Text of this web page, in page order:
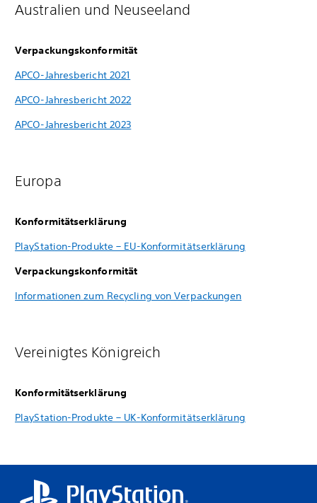
Australien und Neuseeland
Verpackungskonformität
APCO-Jahresbericht 2021
APCO-Jahresbericht 2022
APCO-Jahresbericht 2023
Europa
Konformitätserklärung
PlayStation-Produkte – EU-Konformitätserklärung
Verpackungskonformität
Informationen zum Recycling von Verpackungen
Vereinigtes Königreich
Konformitätserklärung
PlayStation-Produkte – UK-Konformitätserklärung